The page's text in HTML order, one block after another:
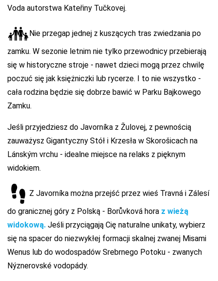
Voda autorstwa Kateřiny Tučkovej.
Nie przegap jednej z kuszących tras zwiedzania po
zamku. W sezonie letnim nie tylko przewodnicy przebierają
się w historyczne stroje - nawet dzieci mogą przez chwilę
poczuć się jak księżniczki lub rycerze. I to nie wszystko -
cała rodzina będzie się dobrze bawić w Parku Bajkowego
Zamku.
Jeśli przyjedziesz do Javorníka z Žulovej, z pewnością
zauważysz Gigantyczny Stół i Krzesła w Skorošicach na
Lánským vrchu - idealne miejsce na relaks z pięknym
widokiem.
Z Javorníka można przejść przez wieś Travná i Zálesí
do granicznej góry z Polską - Borůvková hora z wieżą
widokową. Jeśli przyciągają Cię naturalne unikaty, wybierz
się na spacer do niezwykłej formacji skalnej zwanej Misami
Wenus lub do wodospadów Srebrnego Potoku - zwanych
Nýznerovské vodopády.